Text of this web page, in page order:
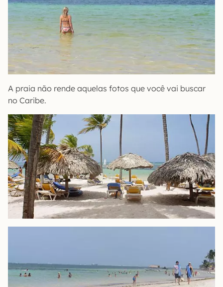
A praia não rende aquelas fotos que você vai buscar
no Caribe.